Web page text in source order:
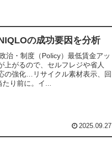
の成功要因を分析
治・制度（Policy）最低賃金アッ
がるので、セルフレジや省人
の強化…リサイクル素材表示、回
り前に。イ...
2025.09.27